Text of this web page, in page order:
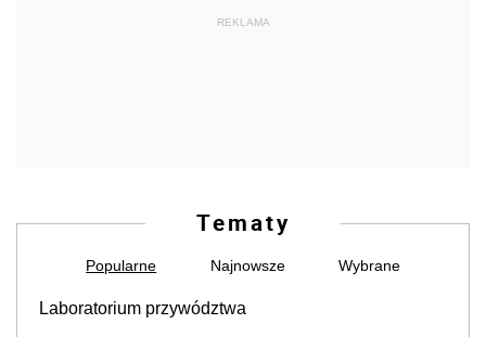
REKLAMA
Tematy
Popularne Najnowsze Wybrane
Laboratorium przywództwa